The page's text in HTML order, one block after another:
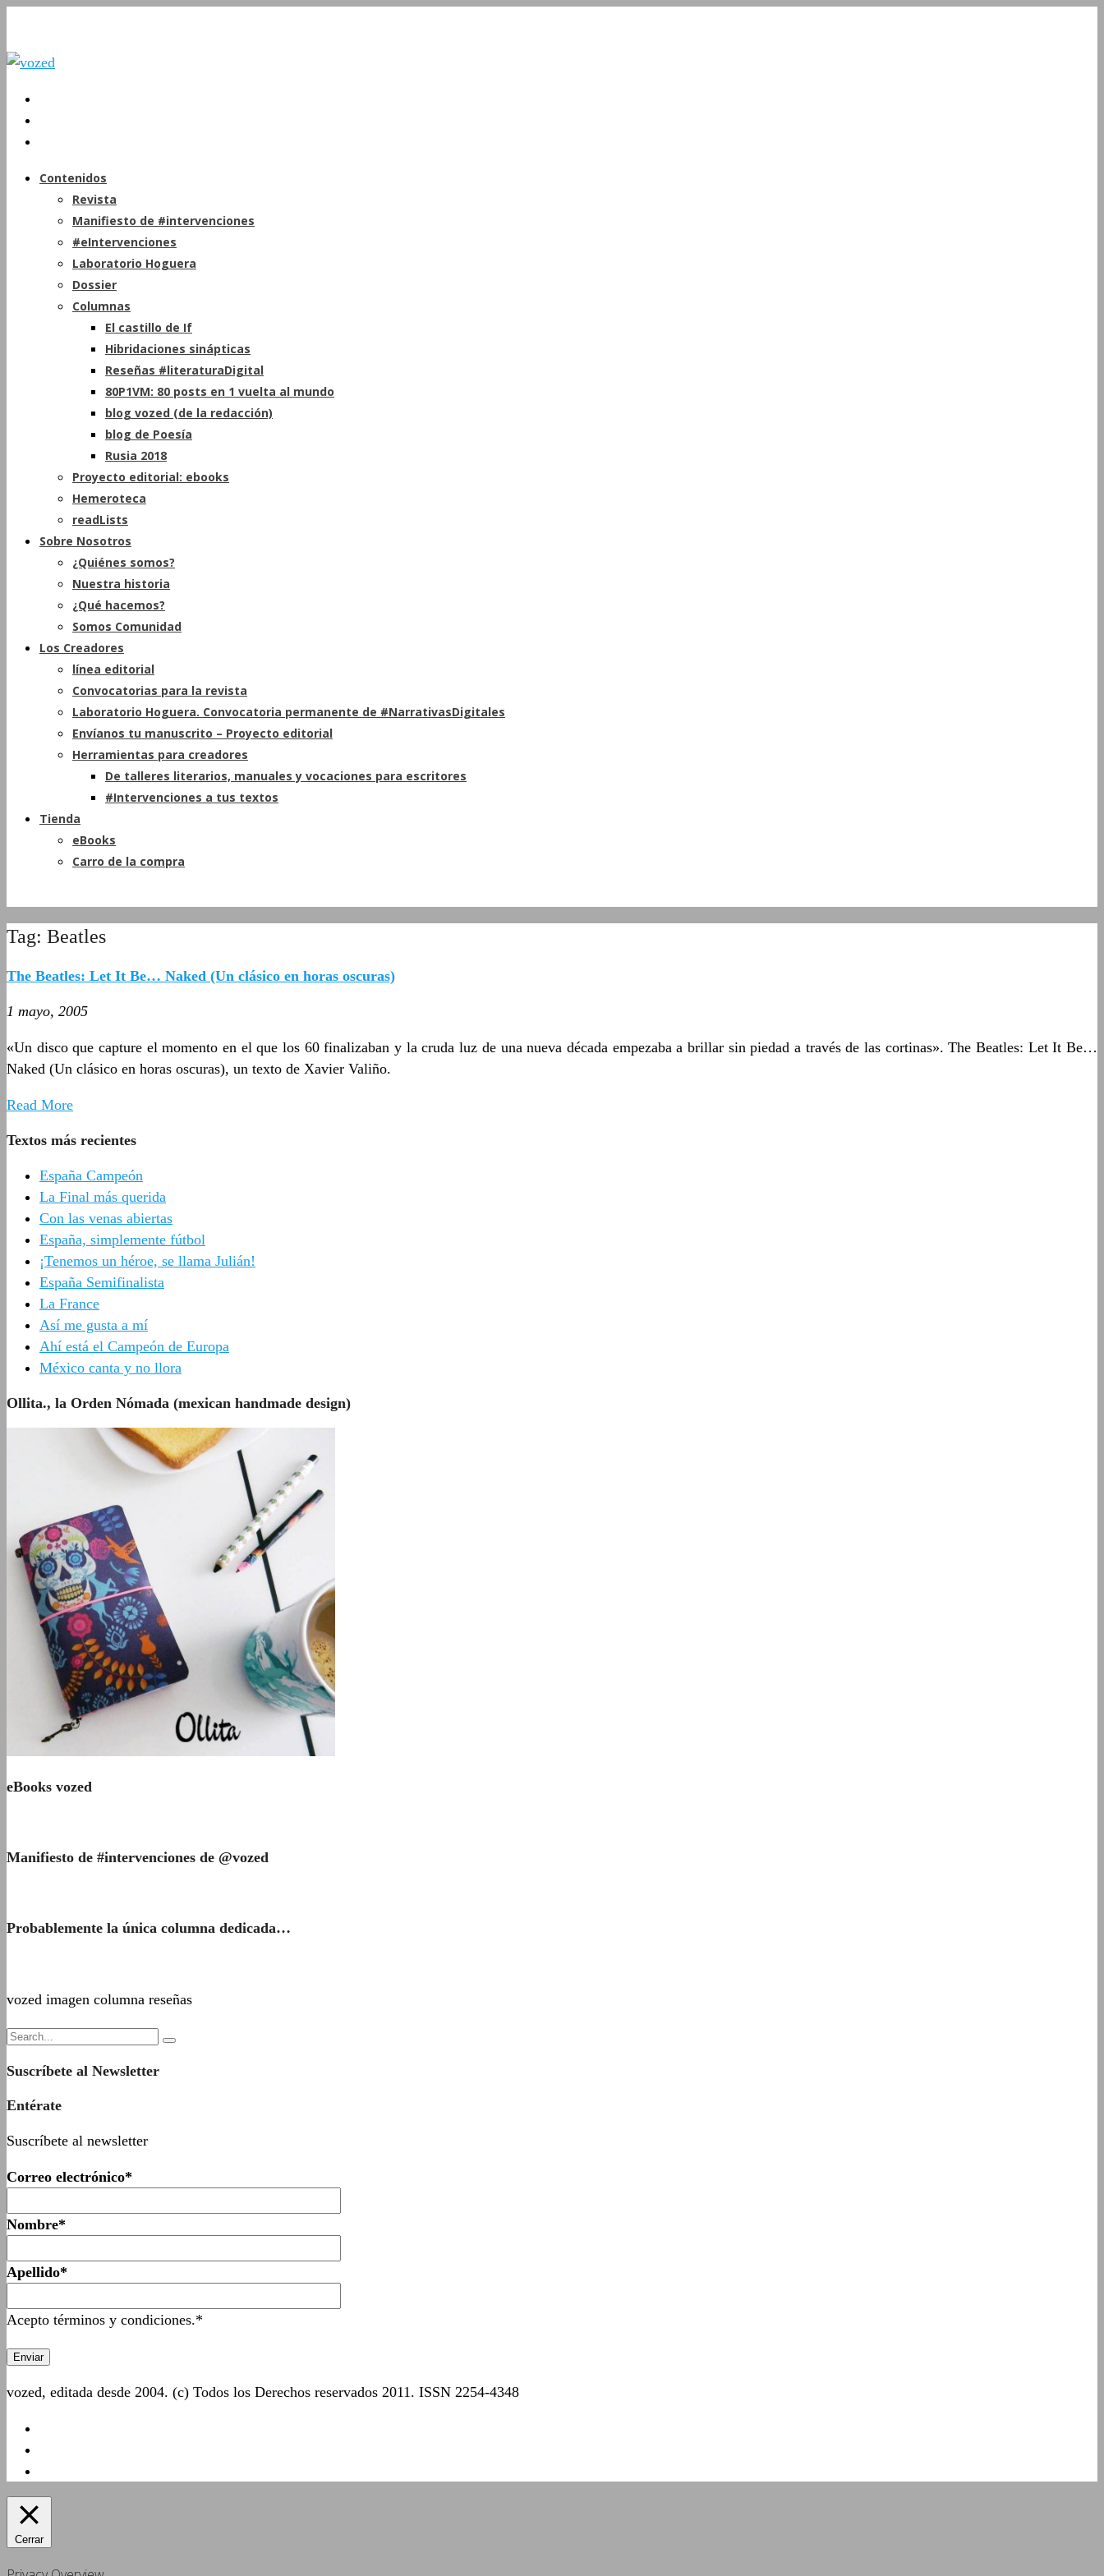
Contenidos
Revista
Manifiesto de #intervenciones
#eIntervenciones
Laboratorio Hoguera
Dossier
Columnas
El castillo de If
Hibridaciones sinápticas
Reseñas #literaturaDigital
80P1VM: 80 posts en 1 vuelta al mundo
blog vozed (de la redacción)
blog de Poesía
Rusia 2018
Proyecto editorial: ebooks
Hemeroteca
readLists
Sobre Nosotros
¿Quiénes somos?
Nuestra historia
¿Qué hacemos?
Somos Comunidad
Los Creadores
línea editorial
Convocatorias para la revista
Laboratorio Hoguera. Convocatoria permanente de #NarrativasDigitales
Envíanos tu manuscrito – Proyecto editorial
Herramientas para creadores
De talleres literarios, manuales y vocaciones para escritores
#Intervenciones a tus textos
Tienda
eBooks
Carro de la compra
Tag: Beatles
The Beatles: Let It Be… Naked (Un clásico en horas oscuras)
1 mayo, 2005
«Un disco que capture el momento en el que los 60 finalizaban y la cruda luz de una nueva década empezaba a brillar sin piedad a través de las cortinas». The Beatles: Let It Be…
Naked (Un clásico en horas oscuras), un texto de Xavier Valiño.
Read More
Textos más recientes
España Campeón
La Final más querida
Con las venas abiertas
España, simplemente fútbol
¡Tenemos un héroe, se llama Julián!
España Semifinalista
La France
Así me gusta a mí
Ahí está el Campeón de Europa
México canta y no llora
Ollita., la Orden Nómada (mexican handmade design)
eBooks vozed
Manifiesto de #intervenciones de @vozed
Probablemente la única columna dedicada…
vozed imagen columna reseñas
Suscríbete al Newsletter
Entérate
Suscríbete al newsletter
Correo electrónico*
Nombre*
Apellido*
Acepto términos y condiciones.*
vozed, editada desde 2004. (c) Todos los Derechos reservados 2011. ISSN 2254-4348
Cerrar